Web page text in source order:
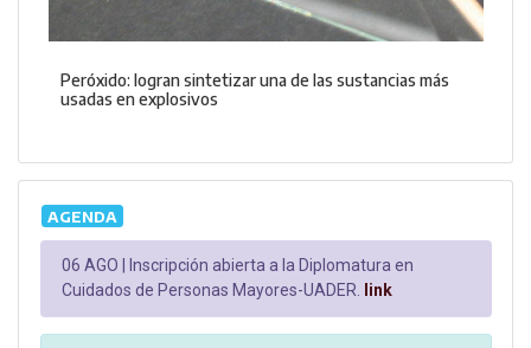
Peróxido: logran sintetizar una de las sustancias más
usadas en explosivos
AGENDA
06 AGO |
Inscripción abierta a la Diplomatura en
Cuidados de Personas Mayores-UADER.
link